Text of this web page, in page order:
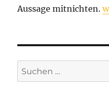
Aussage mitnichten.
Suchen
nach: